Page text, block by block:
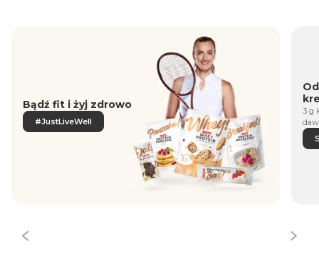
Bądź fit i żyj zdrowo
#JustLiveWell
3 g